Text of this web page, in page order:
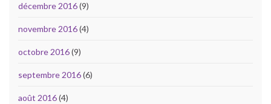
décembre 2016(9)
novembre 2016(4)
octobre 2016(9)
septembre 2016(6)
août 2016(4)